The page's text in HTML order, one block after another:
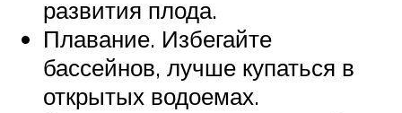
развития плода.
Плавание. Избегайте
бассейнов, лучше купаться в
открытых водоемах.